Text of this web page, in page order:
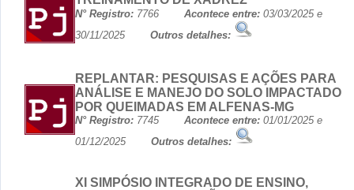
N° Registro: 7766 Acontece entre: 03/03/2025 e
30/11/2025 Outros detalhes:
REPLANTAR: PESQUISAS E AÇÕES PARA
ANÁLISE E MANEJO DO SOLO IMPACTADO
POR QUEIMADAS EM ALFENAS-MG
N° Registro: 7745 Acontece entre: 01/01/2025 e
01/12/2025 Outros detalhes:
XI SIMPÓSIO INTEGRADO DE ENSINO,